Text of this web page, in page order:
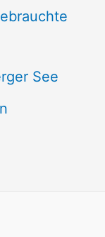
See